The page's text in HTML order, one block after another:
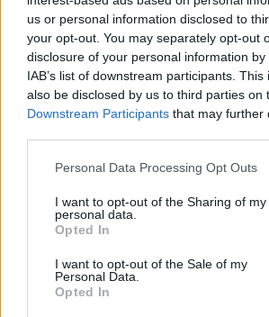
us or personal information disclosed to
your opt-out. You may separately opt-out
disclosure of your personal information
IAB’s list of downstream participants.
also be disclosed by us to third parties on
Downstream Participants that may further
Personal Data Processing Opt Outs
I want to opt-out of the Sharing of my
personal data.
Opted In
I want to opt-out of the Sale of my
Personal Data.
Opted In
AJÁNLJUK MÉG
Helyi
Amire többmillióan vártunk:
csökken a riasztás